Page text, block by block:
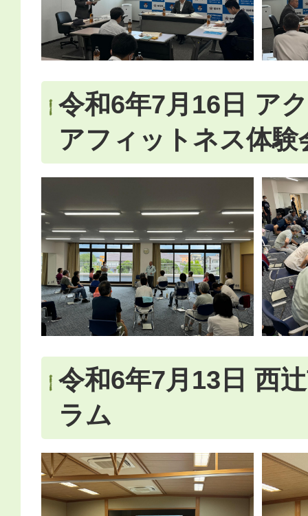
令和6年7月16日 ア
アフィットネス体験
令和6年7月13日 西
ラム